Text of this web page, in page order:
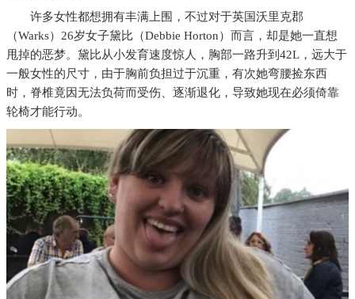
许多女性都想拥有丰满上围，不过对于英国沃里克郡
（Warks）26岁女子黛比（Debbie Horton）而言，却是她一直想
甩掉的恶梦。黛比从小发育速度惊人，胸部一路升到42L，远大于
一般女性的尺寸，由于胸前负担过于沉重，有次她弯腰捡东西
时，脊椎竟因无法负荷而受伤、逐渐退化，导致她现在必须倚靠
轮椅才能行动。